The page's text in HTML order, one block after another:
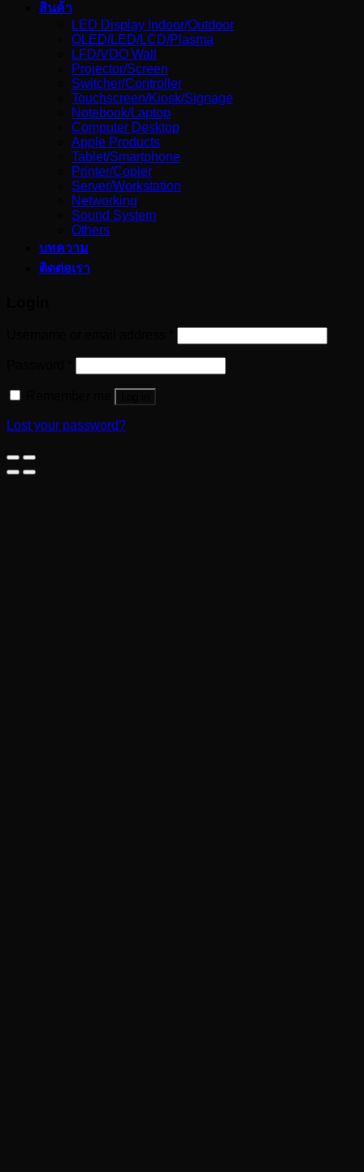
สินค้า
LED Display Indoor/Outdoor
OLED/LED/LCD/Plasma
LFD/VDO Wall
Projector/Screen
Switcher/Controller
Touchscreen/Kiosk/Signage
Notebook/Laptop
Computer Desktop
Apple Products
Tablet/Smartphone
Printer/Copier
Server/Workstation
Networking
Sound System
Others
บทความ
ติดต่อเรา
Lost your password?